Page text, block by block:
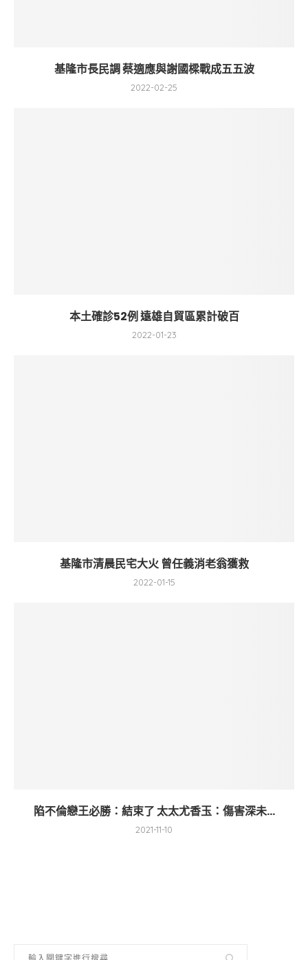
基隆市長民調 蔡適應與謝國樑戰成五五波
2022-02-25
本土確診52例 遠雄自貿區累計破百
2022-01-23
基隆市清晨民宅大火 曾任義消老翁獲救
2022-01-15
陷不倫戀王必勝：結束了 太太尤香玉：傷害深未...
2021-11-10